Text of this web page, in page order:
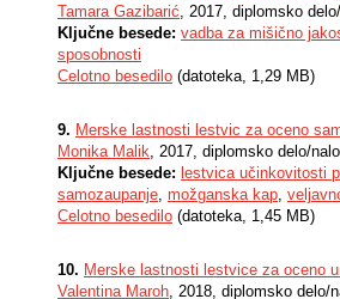
Tamara Gazibarić, 2017, diplomsko
Ključne besede: vadba za mišično
sposobnosti
Celotno besedilo (datoteka, 1,29 MB)
9. Merske lastnosti lestvic za oceno
Monika Malik, 2017, diplomsko delo/
Ključne besede: lestvica učinkovitosti
samozaupanje, možganska kap,
Celotno besedilo (datoteka, 1,45 MB)
10. Merske lastnosti lestvice za oceno
Valentina Maroh, 2018, diplomsko delo/